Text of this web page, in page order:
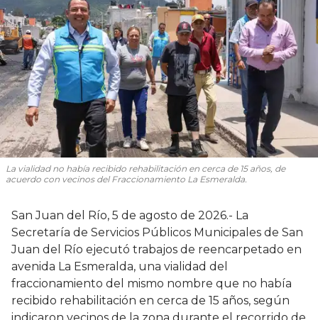
La vialidad no había recibido rehabilitación en cerca de 15 años, de
acuerdo con vecinos del Fraccionamiento La Esmeralda.
San Juan del Río, 5 de agosto de 2026.- La
Secretaría de Servicios Públicos Municipales de San
Juan del Río ejecutó trabajos de reencarpetado en
avenida La Esmeralda, una vialidad del
fraccionamiento del mismo nombre que no había
recibido rehabilitación en cerca de 15 años, según